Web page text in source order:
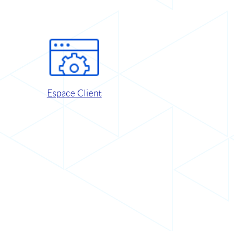
Espace Client